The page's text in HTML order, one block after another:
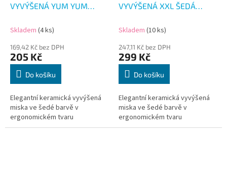
VYVÝŠENÁ YUM YUM
Skladem (4 ks)
169,42 Kč bez DPH
205 Kč
Do košíku
Elegantní keramická vyvýšená
miska ve šedé barvě v
ergonomickém tvaru
VYVÝŠENÁ XXL ŠEDÁ
Skladem (10 ks)
247,11 Kč bez DPH
299 Kč
Do košíku
Elegantní keramická vyvýšená
miska ve šedé barvě v
ergonomickém tvaru